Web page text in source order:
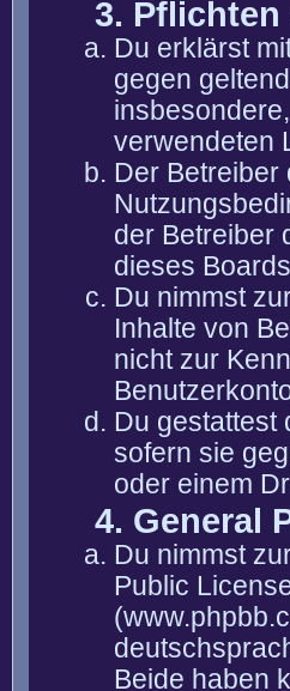
3. Pflichten
Du erklärst
gegen
verwendeten
Der Betreiber
der Betreiber
dieses
Du nimmst
Inhalte von
nicht zur
Du gestattest
sofern sie
oder einem
4. General
Du nimmst
Public
Beide haben